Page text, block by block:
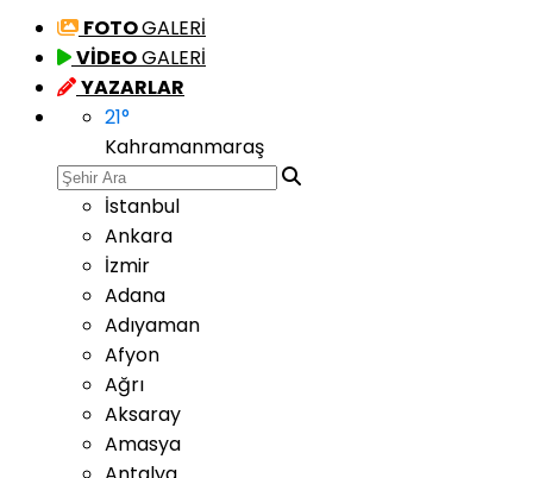
FOTOGALERİ
VİDEOGALERİ
YAZARLAR
21°
Kahramanmaraş
İstanbul
Ankara
İzmir
Adana
Adıyaman
Afyon
Ağrı
Aksaray
Amasya